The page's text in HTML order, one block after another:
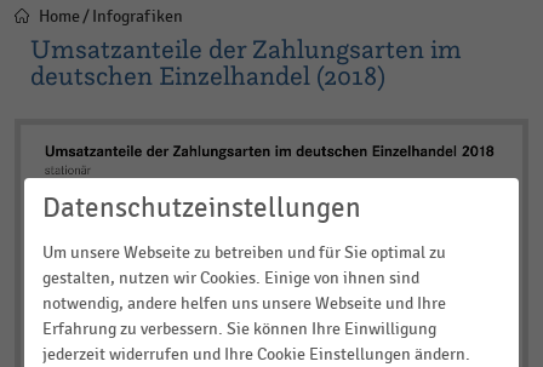
Pfadnavigation
Home Infografiken
Umsatzanteile der Zahlungsarten im
deutschen Einzelhandel (2018)
Datenschutzeinstellungen
Um unsere Webseite zu betreiben und für Sie optimal zu
gestalten, nutzen wir Cookies. Einige von ihnen sind
notwendig, andere helfen uns unsere Webseite und Ihre
Erfahrung zu verbessern. Sie können Ihre Einwilligung
jederzeit widerrufen und Ihre Cookie Einstellungen ändern.